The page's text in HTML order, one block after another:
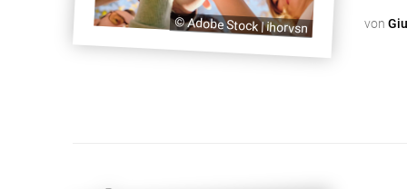
© Adobe Stock | ihorvsn von